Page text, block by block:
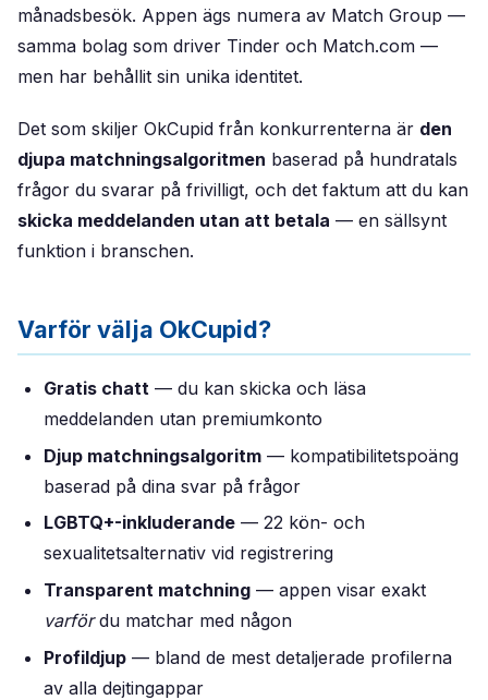
månadsbesök. Appen ägs numera av Match Group —
samma bolag som driver Tinder och Match.com —
men har behållit sin unika identitet.
Det som skiljer OkCupid från konkurrenterna är den
djupa matchningsalgoritmen baserad på hundratals
frågor du svarar på frivilligt, och det faktum att du kan
skicka meddelanden utan att betala — en sällsynt
funktion i branschen.
Varför välja OkCupid?
Gratis chatt — du kan skicka och läsa
meddelanden utan premiumkonto
Djup matchningsalgoritm — kompatibilitetspoäng
baserad på dina svar på frågor
LGBTQ+-inkluderande — 22 kön- och
sexualitetsalternativ vid registrering
Transparent matchning — appen visar exakt
varfördu matchar med någon
Profildjup — bland de mest detaljerade profilerna
av alla dejtingappar